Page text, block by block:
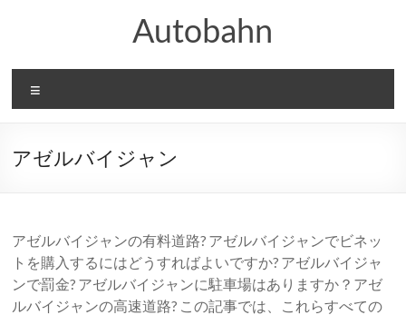
Autobahn
ニ
ー
アゼルバイジャン
アゼルバイジャンの有料道路? アゼルバイジャンでビネッ
トを購入するにはどうすればよいですか? アゼルバイジャ
ンで罰金? アゼルバイジャンに駐車場はありますか？アゼ
ルバイジャンの高速道路? この記事では、これらすべての